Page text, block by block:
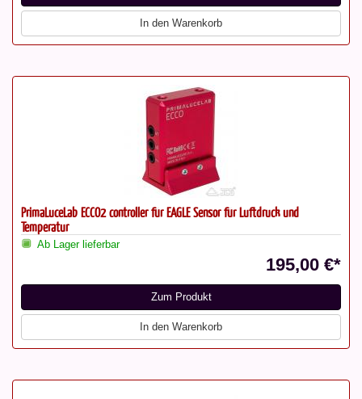
In den Warenkorb
PrimaLuceLab ECCO2 controller für EAGLE Sensor für Luftdruck und
Temperatur
Ab Lager lieferbar
195,00 €*
Zum Produkt
In den Warenkorb